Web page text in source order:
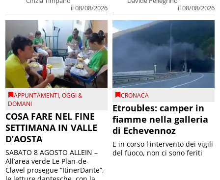
il 08/08/2026
il 08/08/2026
APPUNTAMENTI,OGGI &
DOMANI
COSA FARE NEL FINE
SETTIMANA IN VALLE
D’AOSTA
SABATO 8 AGOSTO ALLEIN –
All’area verde Le Plan-de-
Clavel prosegue “ItinerDante”,
CRONACA
Etroubles: camper in
fiamme nella galleria
di Echevennoz
E in corso l'intervento dei vigili
del fuoco, non ci sono feriti